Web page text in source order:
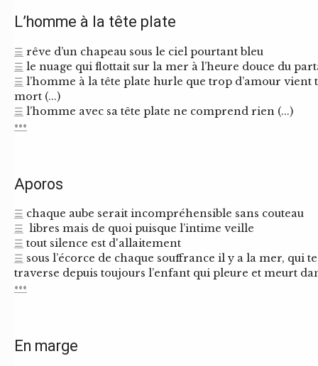
L’homme à la tête plate
☰ rêve d’un chapeau sous le ciel pourtant bleu
☰ le nuage qui flottait sur la mer à l’heure douce du
☰ l’homme à la tête plate hurle que trop d’amour
mort (...)
☰ l’homme avec sa tête plate ne comprend rien (...)
•••
Aporos
☰ chaque aube serait incompréhensible sans couteau
☰ libres mais de quoi puisque l’intime veille
☰ tout silence est d'allaitement
☰ sous l’écorce de chaque souffrance il y a la mer, qui
traverse depuis toujours l’enfant qui pleure et meurt
•••
En marge